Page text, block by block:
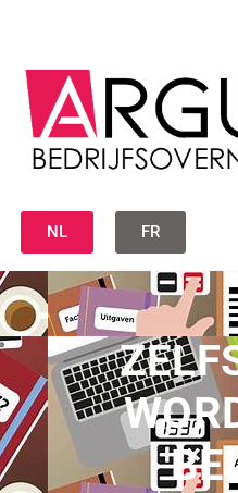
NL FR